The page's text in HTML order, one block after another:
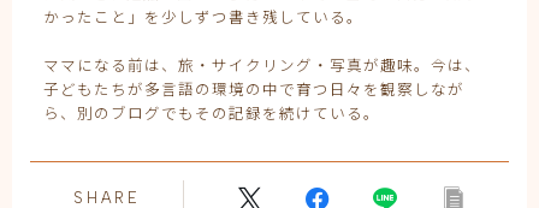
かったこと」を少しずつ書き残している。
ママになる前は、旅・サイクリング・写真が趣味。今は、
子どもたちが多言語の環境の中で育つ日々を観察しなが
ら、別のブログでもその記録を続けている。
SHARE